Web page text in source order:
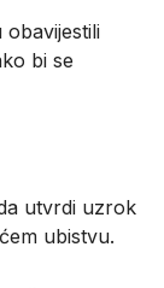
obavijestili
bi se
utvrdi uzrok
ubistvu.